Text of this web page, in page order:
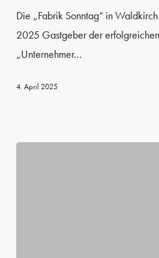
der
Politik
in
„Fabrik
Die „Fabrik Sonntag“ in
2025 Gastgeber der
„Unternehmer…
4. April 2025